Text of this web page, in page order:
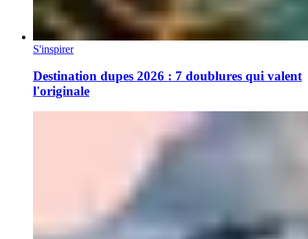
S'inspirer
Destination dupes 2026 : 7 doublures qui valent
l'originale